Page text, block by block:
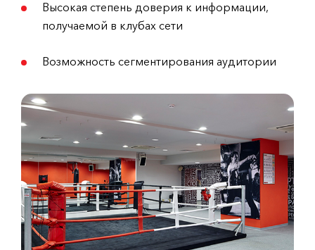
Высокая степень доверия к информации,
получаемой в клубах сети
Возможность сегментирования аудитории